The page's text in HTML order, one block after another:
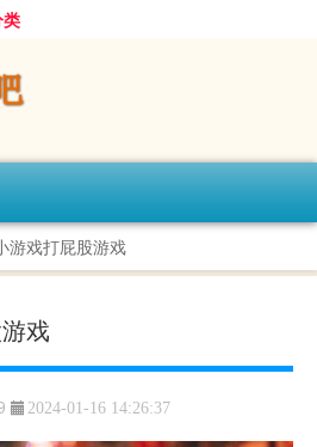
游戏打屁股游戏
戏
2024-01-16 14:26:37